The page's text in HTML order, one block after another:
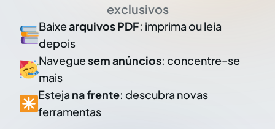
exclusivos
Baixearquivos PDF: imprima ou leia
depois
Naveguesem anúncios: concentre-se
mais
Esteja na frente: descubra novas
ferramentas